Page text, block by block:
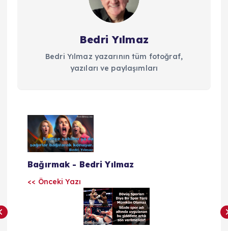
Bedri Yılmaz
Bedri Yılmaz yazarının tüm fotoğraf,
yazıları ve paylaşımları
Y
a
zBağırmak - Bedri Yılmaz
<< Önceki Yazı